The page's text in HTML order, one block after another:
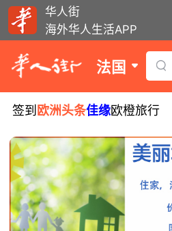
华人街
海外华人生活APP
法国
签到 欧洲头条佳缘欧橙旅行